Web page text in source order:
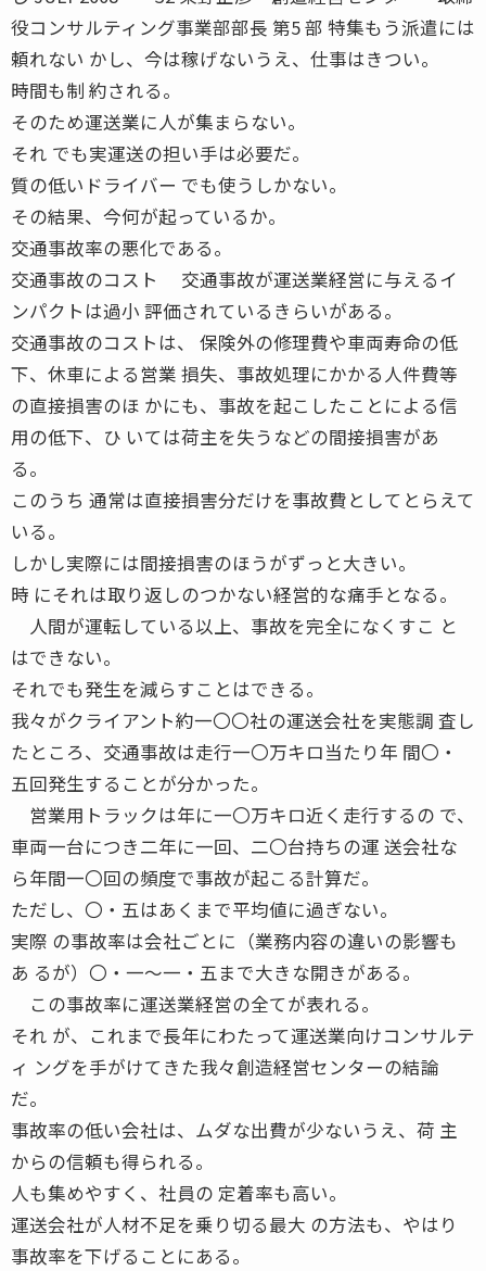
役コンサルティング事業部部長 第5 部 特集もう派遣には
頼れない かし、今は稼げないうえ、仕事はきつい。
時間も制 約される。
そのため運送業に人が集まらない。
それ でも実運送の担い手は必要だ。
質の低いドライバー でも使うしかない。
その結果、今何が起っているか。
交通事故率の悪化である。
交通事故のコスト 交通事故が運送業経営に与えるイ
ンパクトは過小 評価されているきらいがある。
交通事故のコストは、 保険外の修理費や車両寿命の低
下、休車による営業 損失、事故処理にかかる人件費等
の直接損害のほ かにも、事故を起こしたことによる信
用の低下、ひ いては荷主を失うなどの間接損害があ
る。
このうち 通常は直接損害分だけを事故費としてとらえて
いる。
しかし実際には間接損害のほうがずっと大きい。
時 にそれは取り返しのつかない経営的な痛手となる。
人間が運転している以上、事故を完全になくすこ と
はできない。
それでも発生を減らすことはできる。
我々がクライアント約一〇〇社の運送会社を実態調 査し
たところ、交通事故は走行一〇万キロ当たり年 間〇・
五回発生することが分かった。
営業用トラックは年に一〇万キロ近く走行するの で、
車両一台につき二年に一回、二〇台持ちの運 送会社な
ら年間一〇回の頻度で事故が起こる計算だ。
ただし、〇・五はあくまで平均値に過ぎない。
実際 の事故率は会社ごとに（業務内容の違いの影響も
あ るが）〇・一〜一・五まで大きな開きがある。
この事故率に運送業経営の全てが表れる。
それ が、これまで長年にわたって運送業向けコンサルテ
ィ ングを手がけてきた我々創造経営センターの結論
だ。
事故率の低い会社は、ムダな出費が少ないうえ、荷 主
からの信頼も得られる。
人も集めやすく、社員の 定着率も高い。
運送会社が人材不足を乗り切る最大 の方法も、やはり
事故率を下げることにある。